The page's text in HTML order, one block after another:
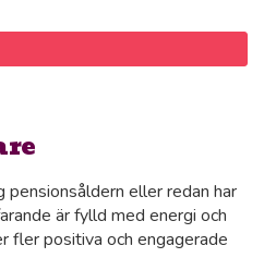
pensionsåldern eller redan har
är fylld med energi och
fler positiva och engagerade